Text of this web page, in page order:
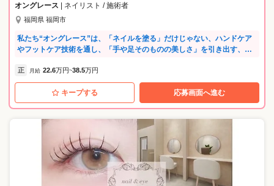
オングレース | ネイリスト / 施術者
福岡県 福岡市
私たち“オングレース”は、「ネイルを塗る」だけじゃない、ハンドケア
やフットケア技術を通し、「手や足そのものの美しさ」を引き出す、他
「デジャヴュ」「オペラ」「ハトムギ化粧水」など、ヒット商品を手掛
ける大手化粧品メーカーピアスグループの一員です。人気ブランドを手
掛ける安定企業だからこそ、充実した福利厚生をご用意しています。 ⭐
経験が浅くても、ブランクがあってもOK ネイリストの資格をお持ちで
通し、知識もスキルもしっかり身につけられます。 ⭐洗練された接客ス
キルが身につく 私たちのお店は、全て百貨店に展開しています。だから
こそ、施術のスキルだけでなく、高級感を感じられる接客の技術もしっ
かりレクチャーします。 ⭐オン・オフのメリハリよく活躍！ 施術は完全
予約制のため、残業は１カ月に45分程度。長時間の残業が発生すること
はありません。休日の研修や施術レクチャーなどもないため、プライベ
正 月給 22.6万円~38.5万円
キープする 応募画面へ進む